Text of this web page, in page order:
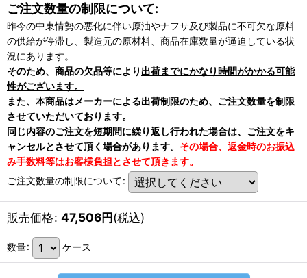
ご注文数量の制限について:
昨今の中東情勢の悪化に伴い原油やナフサ及び製品に不可欠な原料
の供給が停滞し、製造元の原材料、商品在庫数量が逼迫している状
況にあります。
そのため、商品の欠品等により 出荷までにかなり時間がかかる可能
性がございます。
また、本商品はメーカーによる出荷制限のため、ご注文数量を制限
させていただいております。
同じ内容のご注文を短期間に繰り返し行われた場合は、ご注文をキ
ャンセルとさせて頂く場合があります。 その場合、返金時のお振込
み手数料等はお客様負担とさせて頂きます。
ご注文数量の制限について:
販売価格: 47,506円(税込)
数量: ケース